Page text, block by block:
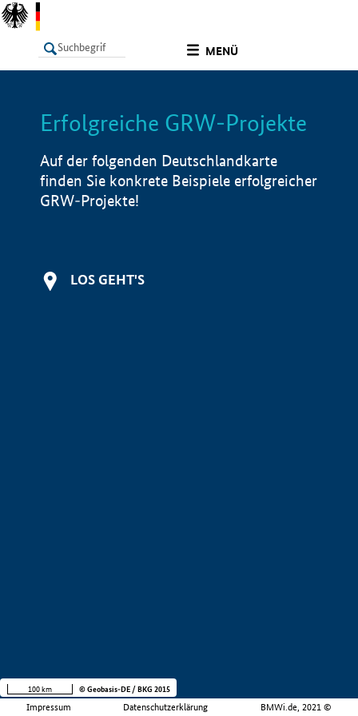
MENÜ
LISTE Info
Erfolgreiche GRW-Projekte
Auf der folgenden Deutschlandkarte
finden Sie konkrete Beispiele erfolgreicher
GRW-Projekte!
LOS GEHT'S
Impressum Datenschutzerklärung BMWi.de, 2021 ©
100 km © Geobasis-DE / BKG 2015